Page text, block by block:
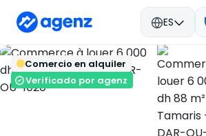
ES
Volver
Bienes raíces en Marruecos
Alquilar Dar Bouazza
Comercio
Tamaris DAR-OU-1020
Comercio en alquiler
Verificado por agenz